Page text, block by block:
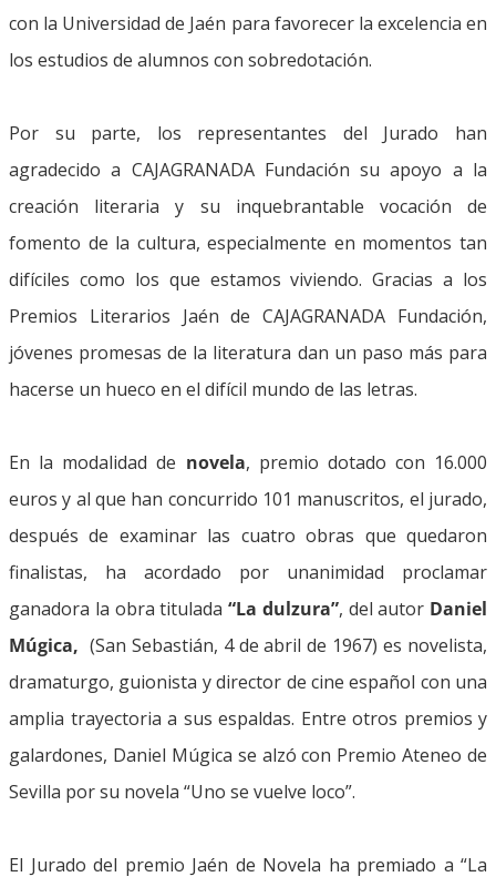
con la Universidad de Jaén para favorecer la excelencia en
los estudios de alumnos con sobredotación.
Por su parte, los representantes del Jurado han
agradecido a CAJAGRANADA Fundación su apoyo a la
creación literaria y su inquebrantable vocación de
fomento de la cultura, especialmente en momentos tan
difíciles como los que estamos viviendo. Gracias a los
Premios Literarios Jaén de CAJAGRANADA Fundación,
jóvenes promesas de la literatura dan un paso más para
hacerse un hueco en el difícil mundo de las letras.
En la modalidad de novela, premio dotado con 16.000
euros y al que han concurrido 101 manuscritos, el jurado,
después de examinar las cuatro obras que quedaron
finalistas, ha acordado por unanimidad proclamar
ganadora la obra titulada “La dulzura”, del autor Daniel
Múgica, (San Sebastián, 4 de abril de 1967) es novelista,
dramaturgo, guionista y director de cine español con una
amplia trayectoria a sus espaldas. Entre otros premios y
galardones, Daniel Múgica se alzó con Premio Ateneo de
Sevilla por su novela “Uno se vuelve loco”.
El Jurado del premio Jaén de Novela ha premiado a “La